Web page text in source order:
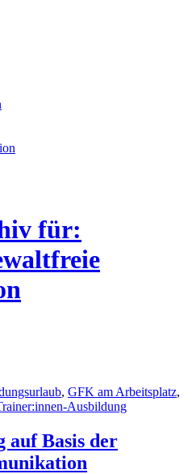
für:
, GFK am Arbeitsplatz,
Ausbildung
auf Basis der